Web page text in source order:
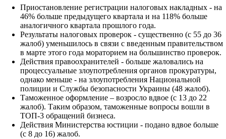
Приостановление регистрации налоговых накладных - на
46% больше предыдущего квартала и на 118% больше
аналогичного квартала прошлого года.
Результаты налоговых проверок - существенно (с 55 до 36
жалоб) уменьшилось в связи с введенным правительством
в марте этого года мораторием на большинство проверок.
Действия правоохранителей - больше жаловались на
процессуальные злоупотребления органов прокуратуры,
однако меньше - на злоупотребления Национальной
полиции и Службы безопасности Украины (48 жалоб).
Таможенное оформление – возросло вдвое (с 13 до 22
жалоб). Таким образом, таможенные вопросы вошли в
ТОП-3 обращений бизнеса.
Действия Министерства юстиции - подано вдвое больше
(с 8 до 16) жалоб.